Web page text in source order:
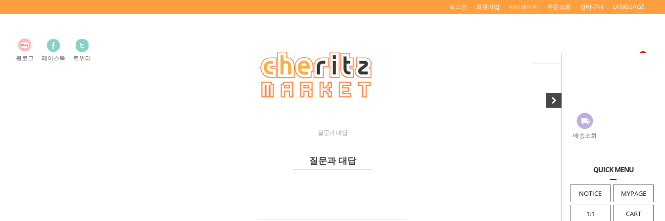
배송조회
QUICK MENU
NOTICE MYPAGE
1:1 CART
로그인 회원가입 마이페이지 주문조회 장바구니 LANGUAGE
블로그 페이스북 트위터
질문과 대답
질문과 대답